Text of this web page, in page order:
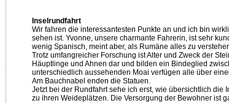
Inselrundfahrt
Wir fahren die interessantesten Punkte an und ich bin
sehen ist. Yvonne, unsere charmante Fahrerin, ist sehr
wenig Spanisch, meint aber, als Rumäne alles zu
Trotz umfangreicher Forschung ist Alter und Zweck der
Häuptlinge und Ahnen dar und bilden ein Bindeglied
unterschiedlich aussehenden Moai verfügen alle über
Am Bauchnabel enden die Statuen.
Jetzt bei der Rundfahrt sehe ich erst, wie übersichtlich die
zu ihren Weideplätzen. Die Versorgung der Bewohner ist